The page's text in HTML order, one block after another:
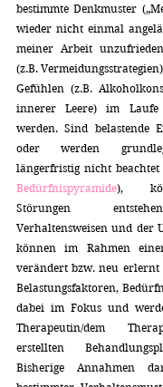
bestimmte Denkmuster
wieder nicht einmal
meiner Arbeit
(z.B.
Gefühlen (z.B.
innerer Leere) im Laufe
werden. Sind belastende
oder werden
längerfristig nicht beachtet
Bedürfnispyramide),
Störungen
Verhaltensweisen und der
können im Rahmen
verändert bzw. neu erlernt
Belastungsfaktoren,
dabei im Fokus und
Therapeutin/dem
erstellten
Bisherige Annahmen